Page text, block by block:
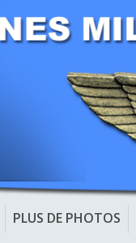
PLUS DE PHOTOS